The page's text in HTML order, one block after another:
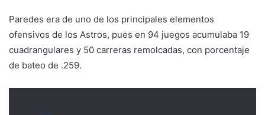
Paredes era de uno de los principales elementos
ofensivos de los Astros, pues en 94 juegos acumulaba 19
cuadrangulares y 50 carreras remolcadas, con porcentaje
de bateo de .259.